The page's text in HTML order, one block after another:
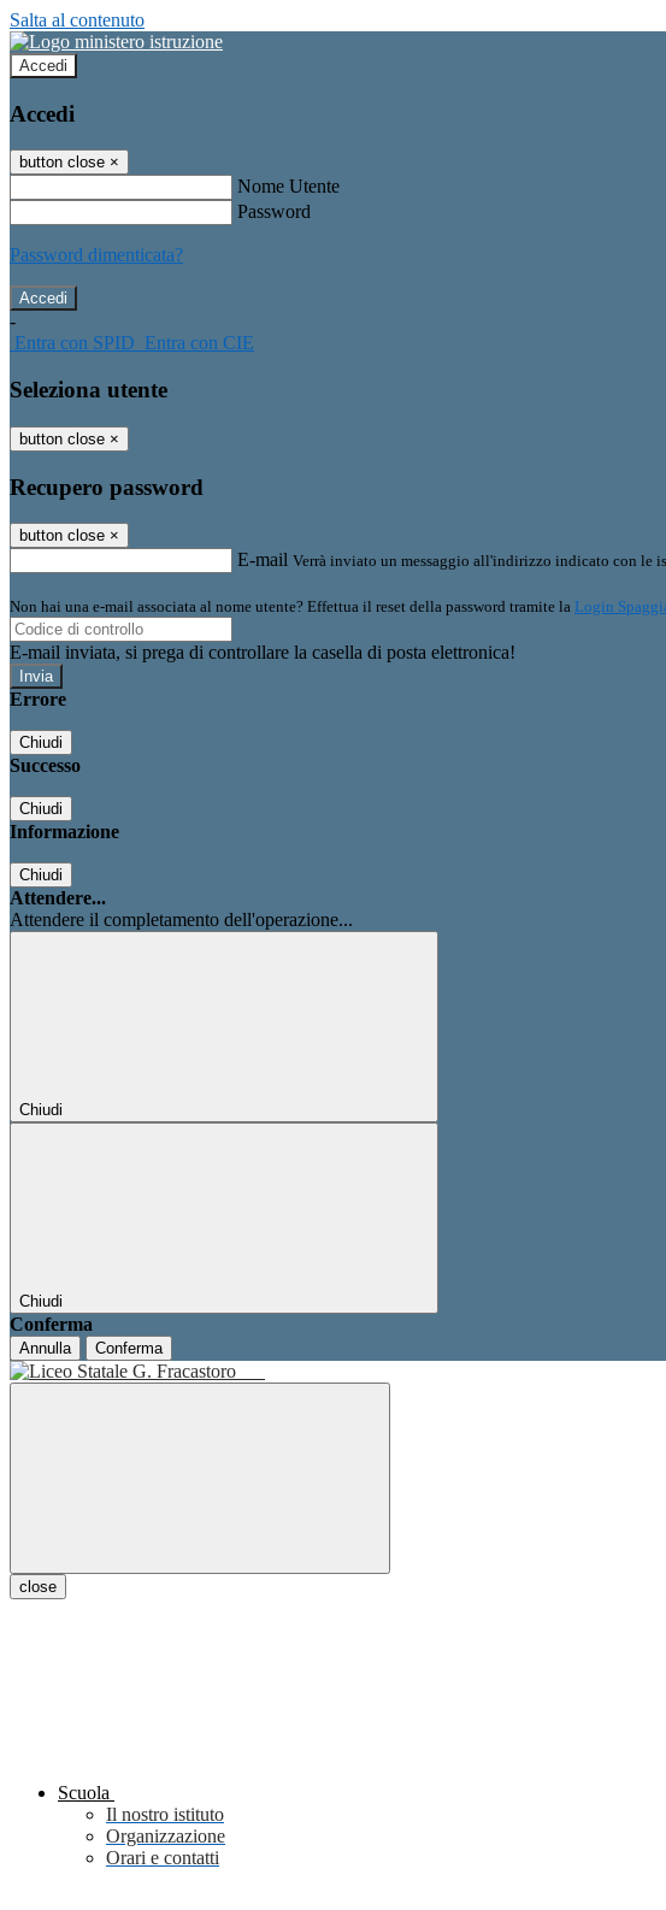
Salta al contenuto
Accedi
Accedi
button close ×
Nome Utente
Password
Password dimenticata?
-
Entra con SPID Entra con CIE
Seleziona utente
button close ×
Recupero password
button close ×
E-mail Verrà inviato un messaggio all'indirizzo indicato con le
Non hai una e-mail associata al nome utente? Effettua il reset della password tramite la Login
E-mail inviata, si prega di controllare la casella di posta elettronica!
Errore
Chiudi
Successo
Chiudi
Informazione
Chiudi
Attendere...
Attendere il completamento dell'operazione...
Chiudi
Chiudi
Conferma
Annulla Conferma
close
Scuola
Il nostro istituto
Organizzazione
Orari e contatti